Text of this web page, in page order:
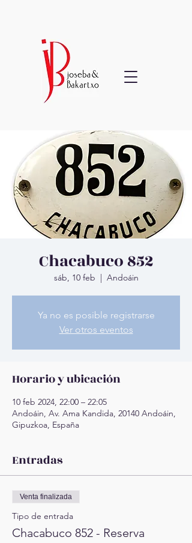
Chacabuco 852
sáb, 10 feb
  |
Andoáin
Ya no es posible registrarse
Ver otros eventos
Horario y ubicación
10 feb 2024, 22:00 – 22:05
Andoáin, Av. Ama Kandida, 20140 Andoáin,
Gipuzkoa, España
Entradas
Venta finalizada
Tipo de entrada
Chacabuco 852 - Reserva